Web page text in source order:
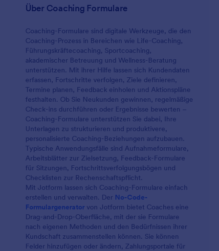
Über Coaching Formulare
Coaching-Formulare sind digitale Werkzeuge, die den
Coaching-Prozess in Bereichen wie Life-Coaching,
Führungskräftecoaching, Sportcoaching,
akademischer Betreuung und Wellness-Beratung
unterstützen. Mit ihrer Hilfe lassen sich Kundendaten
erfassen, Fortschritte verfolgen, Ziele definieren,
Termine planen, Feedback einholen und Aktionspläne
festhalten. Ob Sie Neukunden gewinnen, regelmäßige
Check-ins durchführen oder Ergebnisse bewerten –
Coaching-Formulare unterstützen Sie dabei, Ihre
Unterlagen zu strukturieren und produktivere,
personalisierte Coaching-Beziehungen aufzubauen.
Typische Anwendungsfälle sind Aufnahmeformulare,
Arbeitsblätter zur Zielsetzung, Feedback-Formulare
für Sitzungen, Fortschrittsverfolgungsbögen und
Checklisten zur Rechenschaftspflicht.
Mit Jotform lassen sich Coaching-Formulare einfach
erstellen und verwalten. Der No-Code-
Formulargenerator von Jotform bietet Coaches eine
Drag-and-Drop-Oberfläche, mit der sie Formulare
nach eigenen Methoden und den Bedürfnissen ihrer
Kundschaft zusammenstellen können. Sie können
Felder hinzufügen oder ändern, Zahlungsportale für